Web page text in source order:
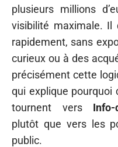
plusieurs millions
visibilité maximale. Il
rapidement, sans
curieux ou à des
précisément cette
qui explique pourquoi
tournent vers
plutôt que vers les
public.